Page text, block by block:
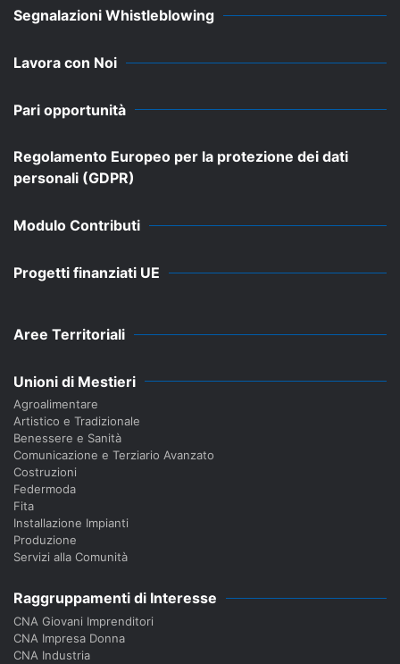
Segnalazioni Whistleblowing
Lavora con Noi
Pari opportunità
Regolamento Europeo per la protezione dei dati
personali (GDPR)
Modulo Contributi
Progetti finanziati UE
Aree Territoriali
Unioni di Mestieri
Agroalimentare
Artistico e Tradizionale
Benessere e Sanità
Comunicazione e Terziario Avanzato
Costruzioni
Federmoda
Fita
Installazione Impianti
Produzione
Servizi alla Comunità
Raggruppamenti di Interesse
CNA Giovani Imprenditori
CNA Impresa Donna
CNA Industria